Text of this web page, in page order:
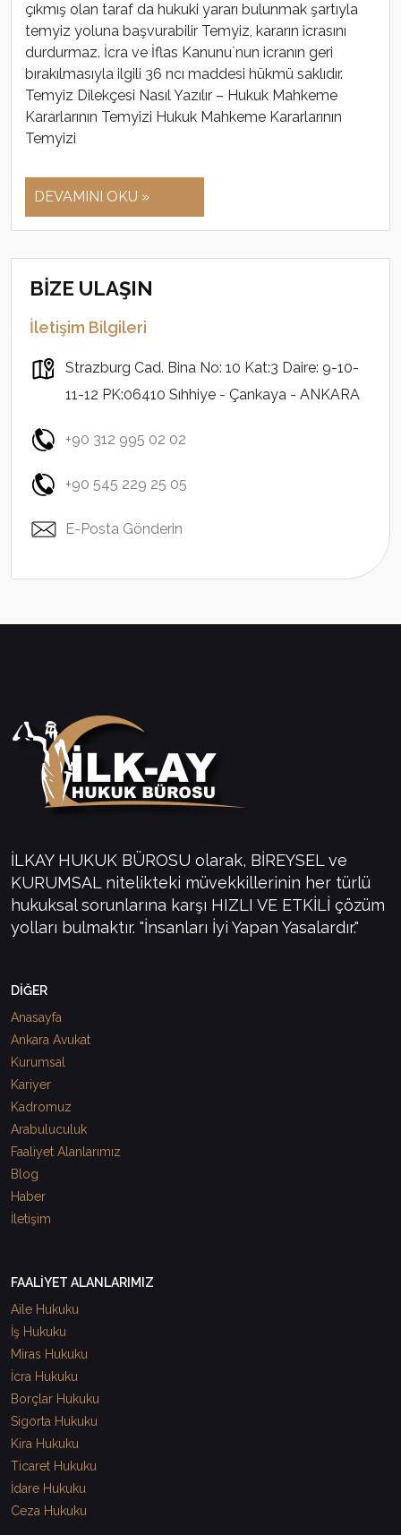
çıkmış olan taraf da hukuki yararı bulunmak şartıyla
temyiz yoluna başvurabilir Temyiz, kararın icrasını
durdurmaz. İcra ve İflas Kanunu`nun icranın geri
bırakılmasıyla ilgili 36 ncı maddesi hükmü saklıdır.
Temyiz Dilekçesi Nasıl Yazılır – Hukuk Mahkeme
Kararlarının Temyizi Hukuk Mahkeme Kararlarının
Temyizi
DEVAMINI OKU »
BİZE ULAŞIN
İletişim Bilgileri
Strazburg Cad. Bina No: 10 Kat:3 Daire: 9-10-
11-12 PK:06410 Sıhhiye - Çankaya - ANKARA
+90 312 995 02 02
+90 545 229 25 05
E-Posta Gönderin
İLKAY HUKUK BÜROSU olarak, BİREYSEL ve
KURUMSAL nitelikteki müvekkillerinin her türlü
hukuksal sorunlarına karşı HIZLI VE ETKİLİ çözüm
yolları bulmaktır. "İnsanları İyi Yapan Yasalardır."
DİĞER
Anasayfa
Ankara Avukat
Kurumsal
Kariyer
Kadromuz
Arabuluculuk
Faaliyet Alanlarımız
Blog
Haber
İletişim
FAALİYET ALANLARIMIZ
Aile Hukuku
İş Hukuku
Miras Hukuku
İcra Hukuku
Borçlar Hukuku
Sigorta Hukuku
Kira Hukuku
Ticaret Hukuku
İdare Hukuku
Ceza Hukuku